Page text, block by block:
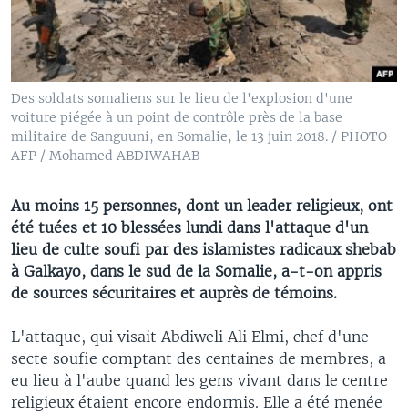
Des soldats somaliens sur le lieu de l'explosion d'une
voiture piégée à un point de contrôle près de la base
militaire de Sanguuni, en Somalie, le 13 juin 2018. / PHOTO
AFP / Mohamed ABDIWAHAB
Au moins 15 personnes, dont un leader religieux, ont
été tuées et 10 blessées lundi dans l'attaque d'un
lieu de culte soufi par des islamistes radicaux shebab
à Galkayo, dans le sud de la Somalie, a-t-on appris
de sources sécuritaires et auprès de témoins.
L'attaque, qui visait Abdiweli Ali Elmi, chef d'une
secte soufie comptant des centaines de membres, a
eu lieu à l'aube quand les gens vivant dans le centre
religieux étaient encore endormis. Elle a été menée